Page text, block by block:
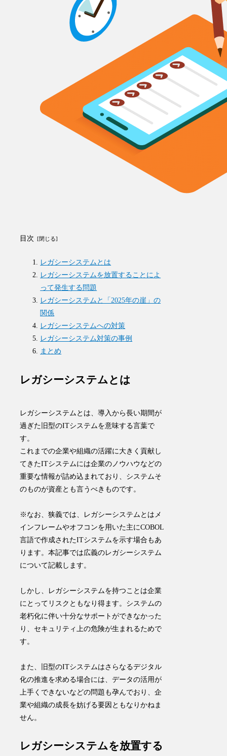
目次
レガシーシステムとは
レガシーシステムを放置することによ
って発生する問題
レガシーシステムと「2025年の崖」の
関係
レガシーシステムへの対策
レガシーシステム対策の事例
まとめ
レガシーシステムとは
レガシーシステム とは、導入から長い期間が
過ぎた旧型のITシステムを意味する言葉で
す。
これまでの企業や組織の活躍に大きく貢献し
てきたITシステムには企業のノウハウなどの
重要な情報が詰め込まれており、システムそ
のものが資産とも言うべきものです。
※なお、狭義では、レガシーシステムとはメ
インフレームやオフコンを用いた主にCOBOL
言語で作成されたITシステムを示す場合もあ
ります。本記事では広義のレガシーシステム
について記載します。
しかし、レガシーシステムを持つことは企業
にとってリスクともなり得ます。 システムの
老朽化に伴い十分なサポートができなかった
り、セキュリティ上の危険が生まれるためで
す。
また、旧型のITシステムはさらなるデジタル
化の推進を求める場合には、データの活用が
上手くできないなどの問題も孕んでおり、企
業や組織の成長を妨げる要因ともなりかねま
せん。
レガシーシステムを放置する